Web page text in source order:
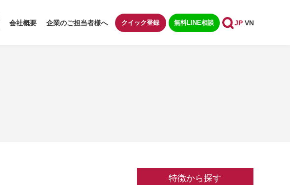
会社概要 企業のご担当者様へ クイック登録 無料LINE相談 JP VN
特徴から探す